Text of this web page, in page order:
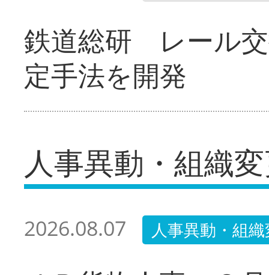
鉄道総研 レール
定手法を開発
人事異動・組織
2026.08.07 人事異動・組